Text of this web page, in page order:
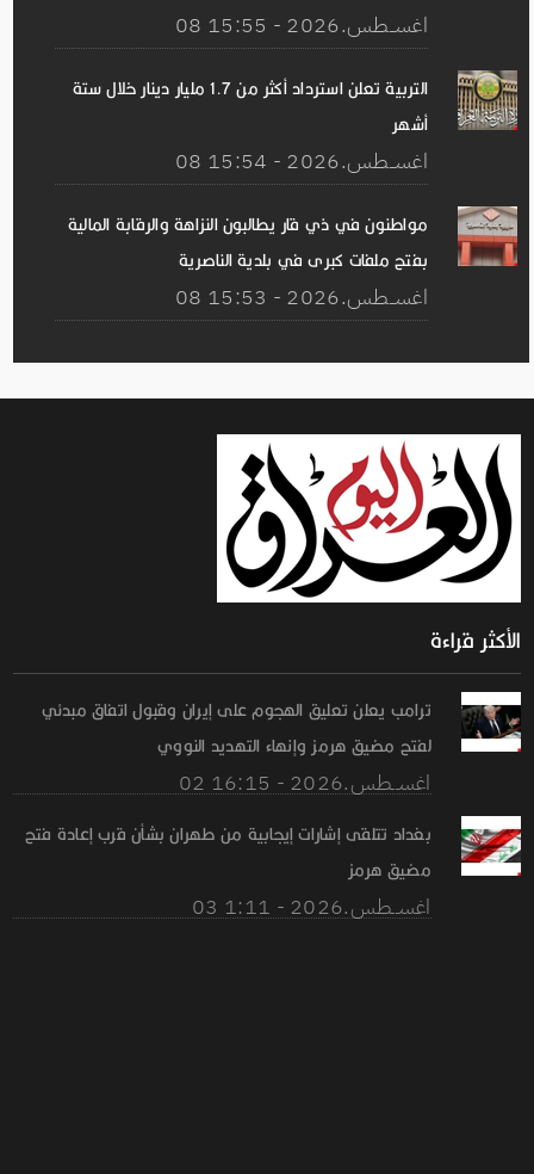
08 اغســطس.2026 - 15:55
التربية تعلن استرداد أكثر من 1.7 مليار دينار خلال ستة
أشهر
08 اغســطس.2026 - 15:54
مواطنون في ذي قار يطالبون النزاهة والرقابة المالية
بفتح ملفات كبرى في بلدية الناصرية
08 اغســطس.2026 - 15:53
الأكثر قراءة
ترامب يعلن تعليق الهجوم على إيران وقبول اتفاق مبدئي
لفتح مضيق هرمز وإنهاء التهديد النووي
02 اغســطس.2026 - 16:15
بغداد تتلقى إشارات إيجابية من طهران بشأن قرب إعادة فتح
مضيق هرمز
03 اغســطس.2026 - 1:11